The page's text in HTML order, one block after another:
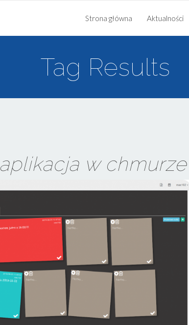
Strona główna Aktualności
Tag Results
aplikacja w chmurze